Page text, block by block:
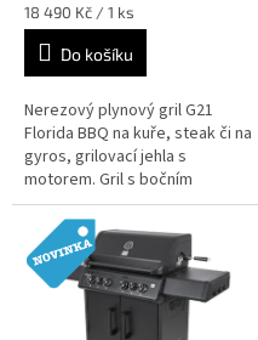
Měrná
cena:
18 490 Kč / 1 ks
Do košíku
Nerezový plynový gril G21
Florida BBQ na kuře, steak či na
gyros, grilovací jehla s
motorem. Gril s bočním
hořákem, dohromady 7 hořáků
(7 x 4 kW), systém Flame Tamer.
Úložné...